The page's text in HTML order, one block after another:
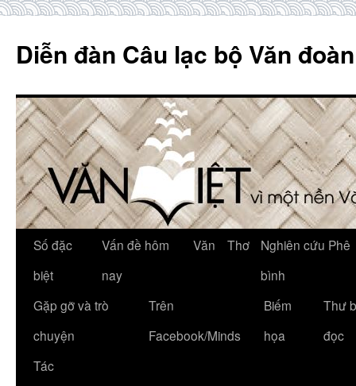
content
Diễn đàn Câu lạc bộ Văn
Số đặc
biệt
Vấn đề hôm
nay
Văn Thơ
Nghiên cứu Phê
bình
Gặp gỡ và trò
chuyện
Trên
Facebook/Minds
Biếm
họa
Thư
đọc
Tác